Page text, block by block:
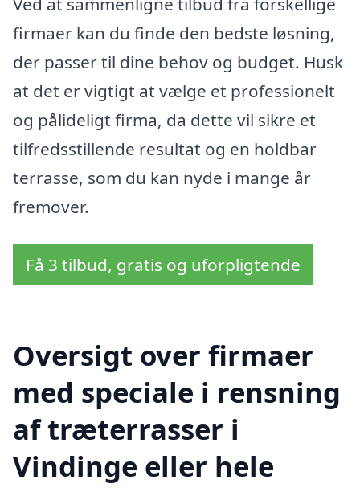
firmaer kan du finde den bedste løsning,
der passer til dine behov og budget. Husk
at det er vigtigt at vælge et professionelt
og pålideligt firma, da dette vil sikre et
tilfredsstillende resultat og en holdbar
terrasse, som du kan nyde i mange år
fremover.
Få 3 tilbud, gratis og uforpligtende
Oversigt over firmaer
med speciale i rensning
af træterrasser i
Vindinge eller hele